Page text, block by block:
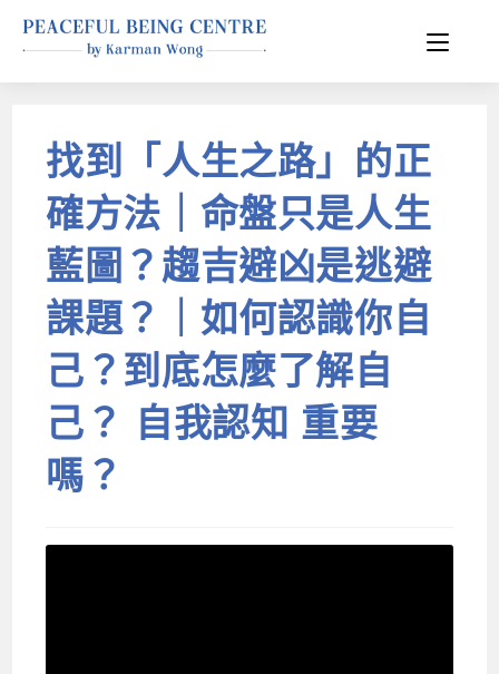
找到「人生之路」的正
確方法｜命盤只是人生
藍圖？趨吉避凶是逃避
課題？｜如何認識你自
己？到底怎麼了解自
己？ 自我認知 重要
嗎？